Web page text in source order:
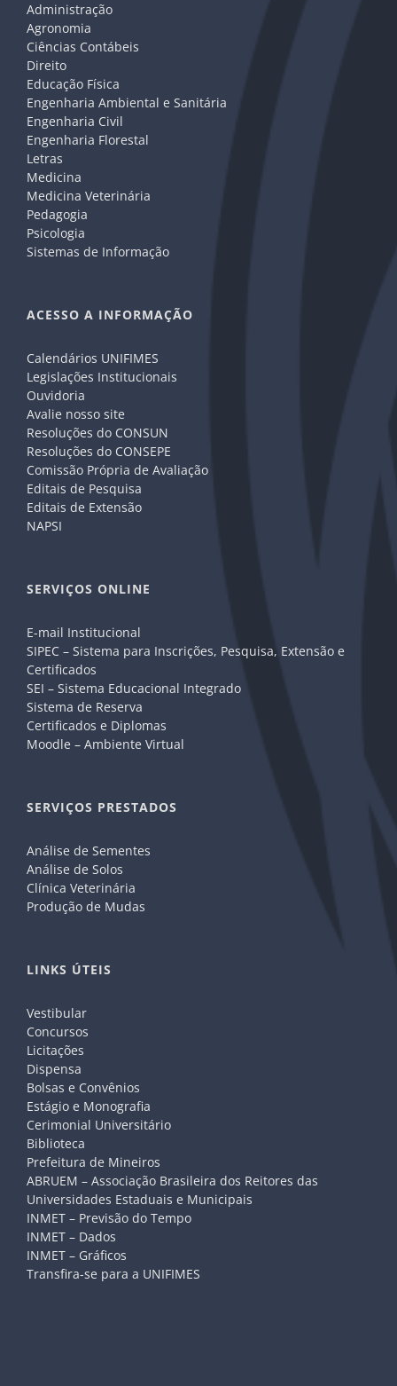
Administração
Agronomia
Ciências Contábeis
Direito
Educação Física
Engenharia Ambiental e Sanitária
Engenharia Civil
Engenharia Florestal
Letras
Medicina
Medicina Veterinária
Pedagogia
Psicologia
Sistemas de Informação
ACESSO A INFORMAÇÃO
Calendários UNIFIMES
Legislações Institucionais
Ouvidoria
Avalie nosso site
Resoluções do CONSUN
Resoluções do CONSEPE
Comissão Própria de Avaliação
Editais de Pesquisa
Editais de Extensão
NAPSI
SERVIÇOS ONLINE
E-mail Institucional
SIPEC – Sistema para Inscrições, Pesquisa, Extensão e
Certificados
SEI – Sistema Educacional Integrado
Sistema de Reserva
Certificados e Diplomas
Moodle – Ambiente Virtual
SERVIÇOS PRESTADOS
Análise de Sementes
Análise de Solos
Clínica Veterinária
Produção de Mudas
LINKS ÚTEIS
Vestibular
Concursos
Licitações
Dispensa
Bolsas e Convênios
Estágio e Monografia
Cerimonial Universitário
Biblioteca
Prefeitura de Mineiros
ABRUEM – Associação Brasileira dos Reitores das
Universidades Estaduais e Municipais
INMET – Previsão do Tempo
INMET – Dados
INMET – Gráficos
Transfira-se para a UNIFIMES